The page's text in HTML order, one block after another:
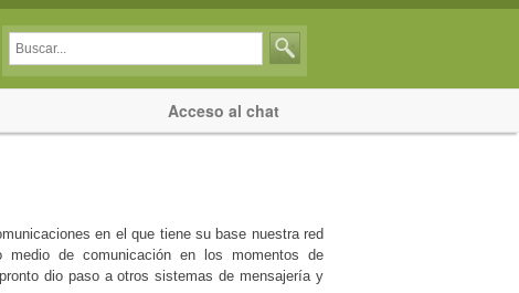
Acceso al chat
en el que tiene su base nuestra red
de comunicación en los momentos de
dio paso a otros sistemas de mensajería y